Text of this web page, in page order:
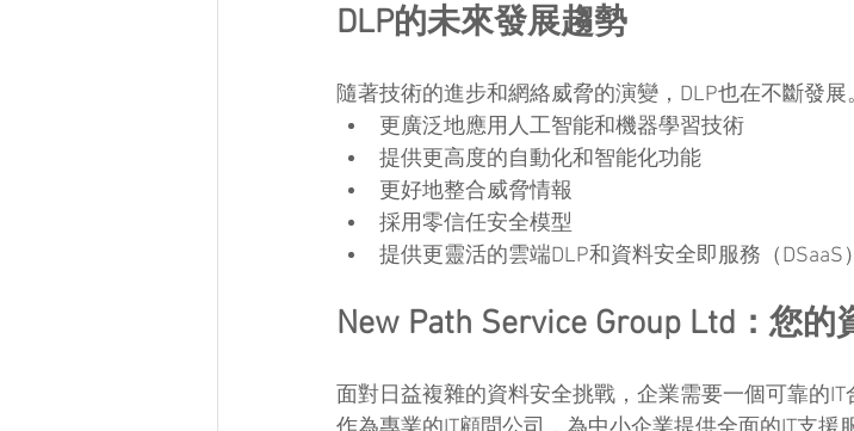
DLP的未來發展趨勢
隨著技術的進步和網絡威脅的演變，DLP也在不斷發展
更廣泛地應用人工智能和機器學習技術
提供更高度的自動化和智能化功能
更好地整合威脅情報
採用零信任安全模型
提供更靈活的雲端DLP和資料安全即服務（DSaaS
New Path Service Group Ltd：您
面對日益複雜的資料安全挑戰，企業需要一個可靠的IT